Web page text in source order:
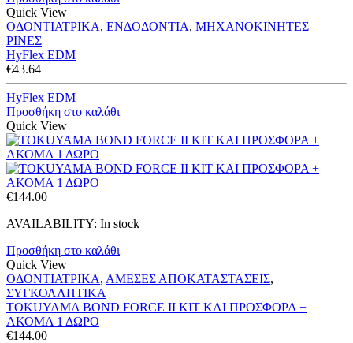
Quick View
ΟΔΟΝΤΙΑΤΡΙΚΑ, ΕΝΔΟΔΟΝΤΙΑ, ΜΗΧΑΝΟΚΙΝΗΤΕΣ
ΡΙΝΕΣ
HyFlex EDM
€43.64
HyFlex EDM
Προσθήκη στο καλάθι
Quick View
€144.00
AVAILABILITY: In stock
Προσθήκη στο καλάθι
Quick View
ΟΔΟΝΤΙΑΤΡΙΚΑ, ΑΜΕΣΕΣ ΑΠΟΚΑΤΑΣΤΑΣΕΙΣ,
ΣΥΓΚΟΛΛΗΤΙΚΑ
TOKUYAMA BOND FORCE II KIT ΚΑΙ ΠΡΟΣΦΟΡΑ +
ΑΚΟΜΑ 1 ΔΩΡΟ
€144.00